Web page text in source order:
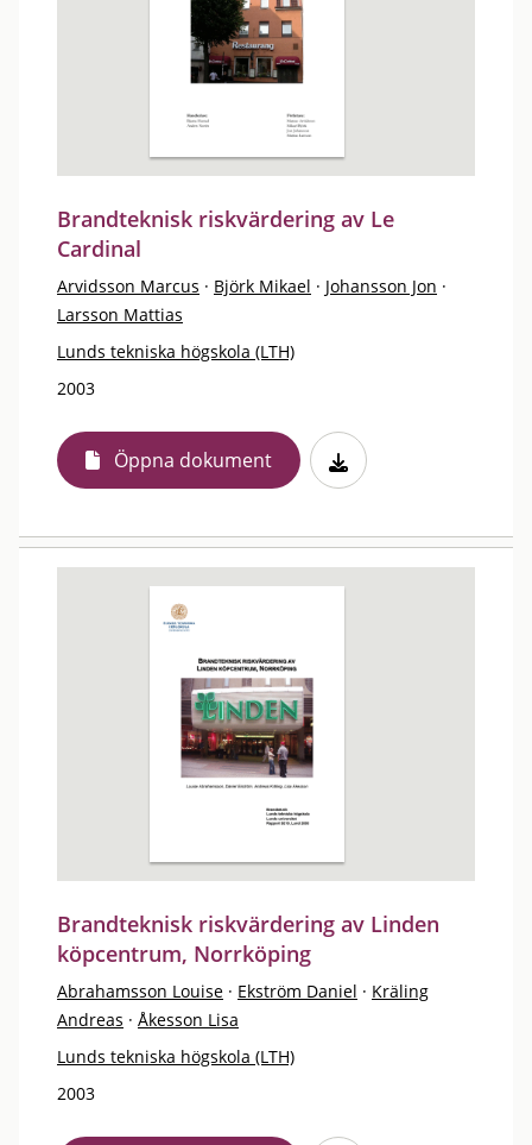
Brandteknisk riskvärdering av Le
Cardinal
Arvidsson Marcus · Björk Mikael · Johansson Jon ·
Larsson Mattias
Lunds tekniska högskola (LTH)
2003
Öppna dokument
Brandteknisk riskvärdering av Linden
köpcentrum, Norrköping
Abrahamsson Louise · Ekström Daniel · Kräling
Andreas · Åkesson Lisa
Lunds tekniska högskola (LTH)
2003